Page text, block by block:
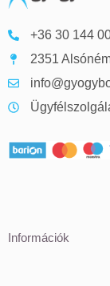
+36 30 144
2351
Információk